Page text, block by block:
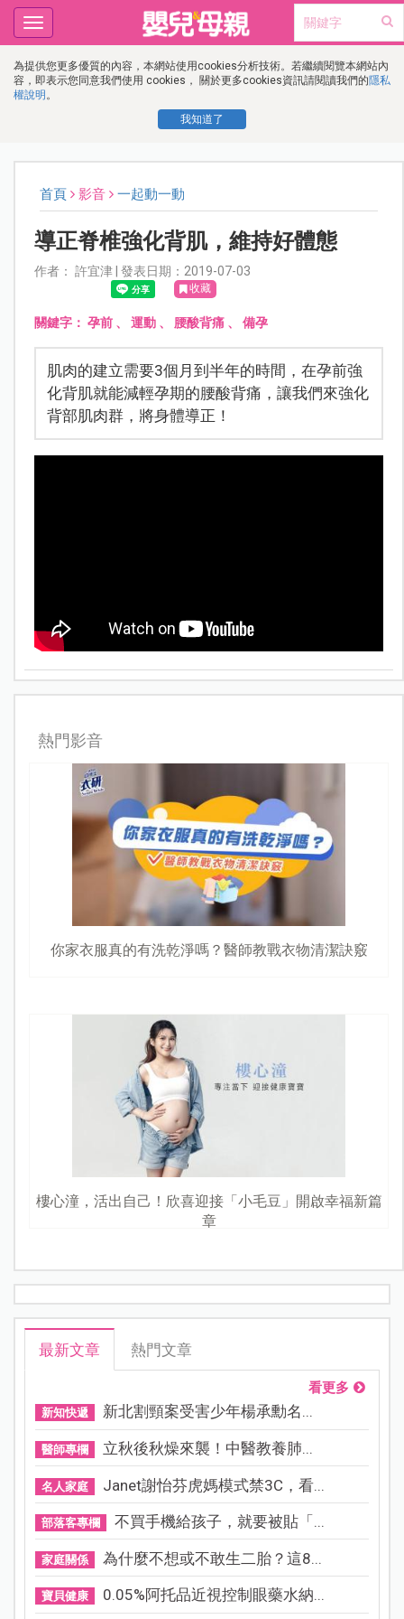
為提供您更多優質的內容，本網站使用cookies分析技術。若繼續閱覽本網站內
容，即表示您同意我們使用 cookies， 關於更多cookies資訊請閱讀我們的隱私
權說明 。
我知道了
Toggle
navigation
首頁 影音 一起動一動
導正脊椎強化背肌，維持好體態
作者： 許宜津 | 發表日期：2019-07-03
收藏
關鍵字： 孕前、 運動、 腰酸背痛、 備孕
肌肉的建立需要3個月到半年的時間，在孕前強
化背肌就能減輕孕期的腰酸背痛，讓我們來強化
背部肌肉群，將身體導正！
熱門影音
你家衣服真的有洗乾淨嗎？醫師教戰衣物清潔訣竅
樓心潼，活出自己！欣喜迎接「小毛豆」開啟幸福新篇
章
最新文章 熱門文章
看更多
新知快遞 新北割頸案受害少年楊承勳名...
醫師專欄 立秋後秋燥來襲！中醫教養肺...
名人家庭 Janet謝怡芬虎媽模式禁3C，看...
部落客專欄 不買手機給孩子，就要被貼「...
家庭關係 為什麼不想或不敢生二胎？這8...
寶貝健康 0.05%阿托品近視控制眼藥水納...